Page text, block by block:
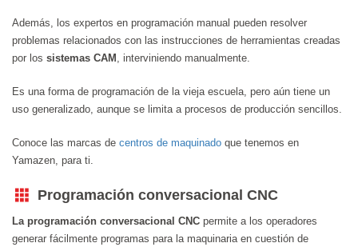
Además, los expertos en programación manual pueden resolver
problemas relacionados con las instrucciones de herramientas creadas
por los sistemas CAM , interviniendo manualmente.
Es una forma de programación de la vieja escuela, pero aún tiene un
uso generalizado, aunque se limita a procesos de producción sencillos.
Conoce las marcas de centros de maquinado que tenemos en
Yamazen, para ti.
Programación conversacional CNC
La programación conversacional CNC permite a los operadores
generar fácilmente programas para la maquinaria en cuestión de